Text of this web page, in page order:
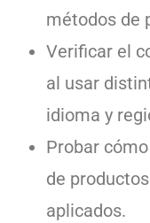
métodos de
Verificar el
al usar
idioma y
Probar
de
aplicados.